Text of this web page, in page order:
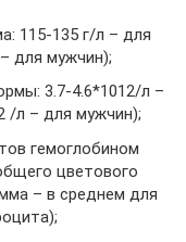
115-135 г/л – для
для мужчин);
3.7-4.6*1012/л –
/л – для мужчин);
гемоглобином
цветового
– в среднем для